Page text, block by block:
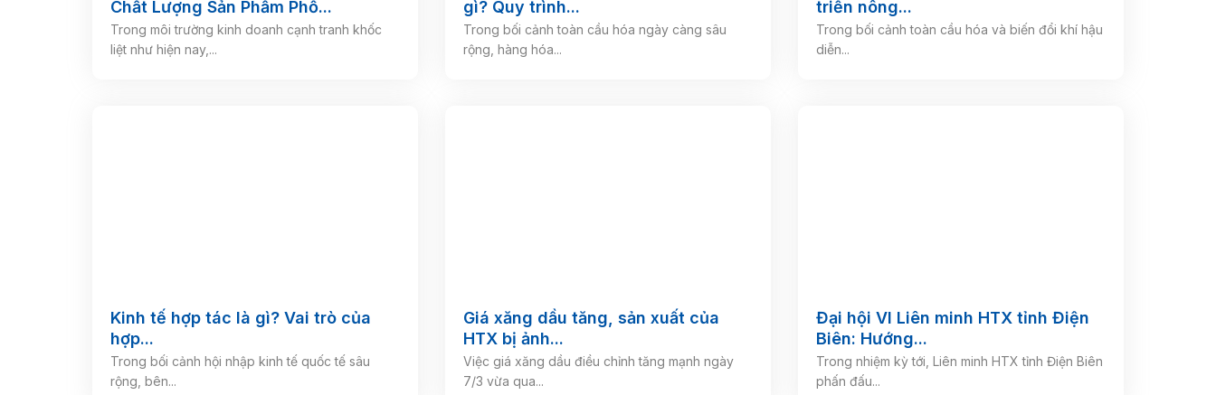
Chất Lượng Sản Phẩm Phổ...
Trong môi trường kinh doanh cạnh tranh khốc
liệt như hiện nay,...
gì? Quy trình...
Trong bối cảnh toàn cầu hóa ngày càng sâu
rộng, hàng hóa...
triển nông...
Trong bối cảnh toàn cầu hóa và biến đổi khí hậu
diễn...
Kinh tế hợp tác là gì? Vai trò của
hợp...
Trong bối cảnh hội nhập kinh tế quốc tế sâu
rộng, bên...
Giá xăng dầu tăng, sản xuất của
HTX bị ảnh...
Việc giá xăng dầu điều chỉnh tăng mạnh ngày
7/3 vừa qua...
Đại hội VI Liên minh HTX tỉnh Điện
Biên: Hướng...
Trong nhiệm kỳ tới, Liên minh HTX tỉnh Điện Biên
phấn đấu...